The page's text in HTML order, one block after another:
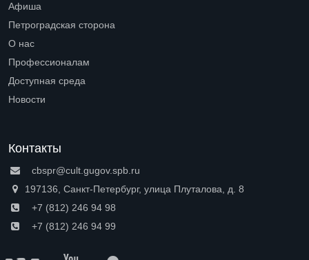
Афиша
Петроградская сторона
О нас
Профессионалам
Доступная среда
Новости
Контакты
cbspr@cult.gugov.spb.ru
197136, Санкт-Петербург, улица Плуталова, д. 8
+7 (812) 246 94 98
+7 (812) 246 94 99